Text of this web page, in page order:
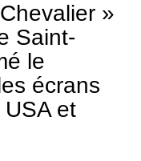
»
Saint-
le
écrans
et